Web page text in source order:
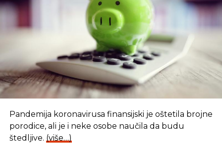
Pandemija koronavirusa finansijski je oštetila brojne
porodice, ali je i neke osobe naučila da budu
štedljive. (više…)